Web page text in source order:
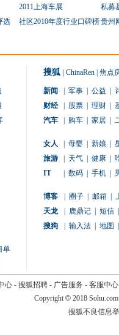
2011上海车展
私募
选 社区2010年度行业口碑榜贵州
单
搜狐 ChinaRen 焦点
新闻 军事 公益
财经
股票 理财
汽车
购车 家居
女人 母婴 新娘
旅游
天气 健康
IT
数码 手机
博客 圈子 邮箱
天龙
鹿鼎记 短信
搜狗
输入法 地图
心- 搜狐招聘- 广告服务 - 客服中心
Copyright © 2018
搜狐不良信息